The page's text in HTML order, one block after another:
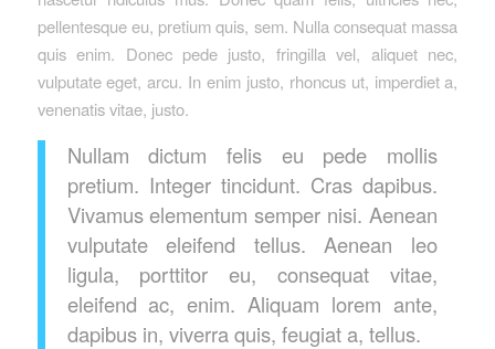
pellentesque eu, pretium quis, sem. Nulla consequat massa
quis enim. Donec pede justo, fringilla vel, aliquet nec,
vulputate eget, arcu. In enim justo, rhoncus ut, imperdiet a,
venenatis vitae, justo.
Nullam dictum felis eu pede mollis
pretium. Integer tincidunt. Cras dapibus.
Vivamus elementum semper nisi. Aenean
vulputate eleifend tellus. Aenean leo
ligula, porttitor eu, consequat vitae,
eleifend ac, enim. Aliquam lorem ante,
dapibus in, viverra quis, feugiat a, tellus.